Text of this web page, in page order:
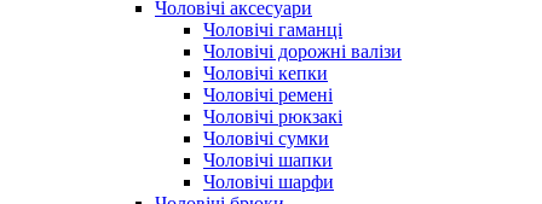
Чоловічі аксесуари
Чоловічі гаманці
Чоловічі дорожні валізи
Чоловічі кепки
Чоловічі ремені
Чоловічі рюкзакі
Чоловічі сумки
Чоловічі шапки
Чоловічі шарфи